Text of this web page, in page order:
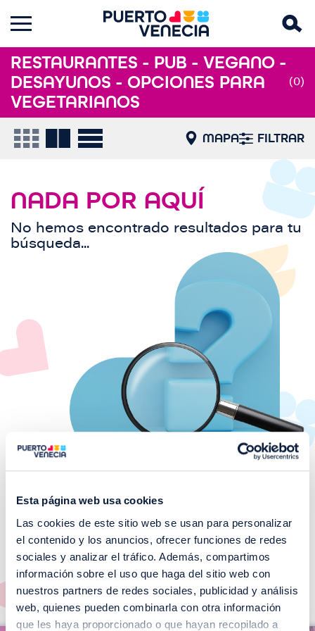
Esta página web usa cookies
Las cookies de este sitio web se usan para personalizar
el contenido y los anuncios, ofrecer funciones de redes
sociales y analizar el tráfico. Además, compartimos
información sobre el uso que haga del sitio web con
nuestros partners de redes sociales, publicidad y análisis
web, quienes pueden combinarla con otra información
que les haya proporcionado o que hayan recopilado a
RESTAURANTES - PUB - VEGANO -
DESAYUNOS - OPCIONES PARA
VEGETARIANOS
(0)
MAPA FILTRAR
NADA POR AQUÍ
No hemos encontrado resultados para tu
búsqueda...
¡No te pierdas nuestros
EVENTOS!
Ver todos >